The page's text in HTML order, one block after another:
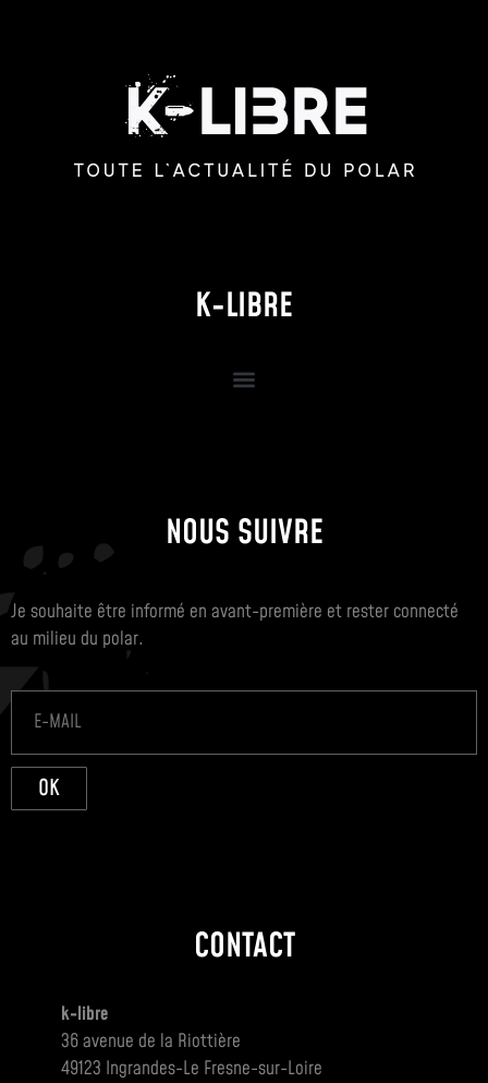
K-LIBRE
NOUS SUIVRE
Je souhaite être informé en avant-première et rester connecté
au milieu du polar.
OK
CONTACT
k-libre
36 avenue de la Riottière
49123 Ingrandes-Le Fresne-sur-Loire